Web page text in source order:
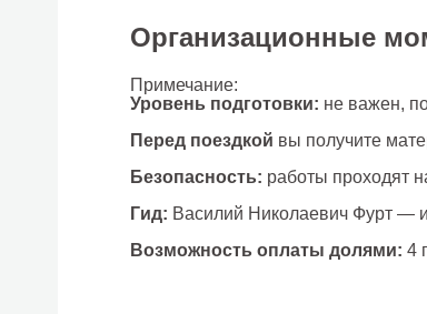
Организационные
Примечание:
Уровень подготовки: не важен,
Перед поездкой вы получите
Безопасность: работы проходят
Гид: Василий Николаевич Фурт —
Возможность оплаты долями: 4